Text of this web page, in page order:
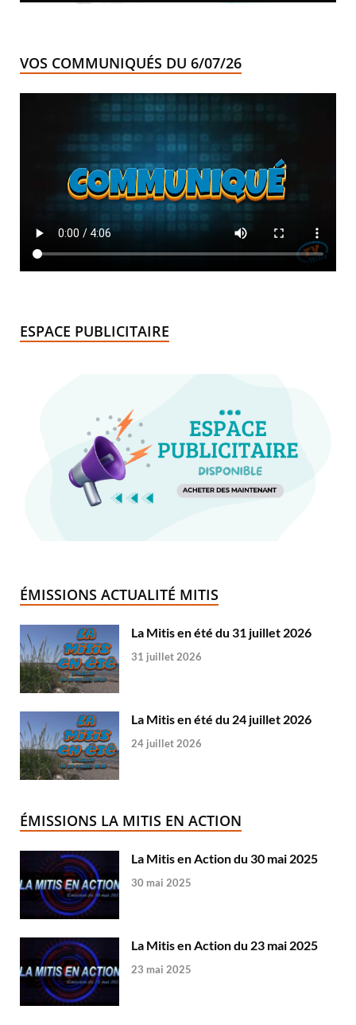
VOS COMMUNIQUÉS DU 6/07/26
ESPACE PUBLICITAIRE
ÉMISSIONS ACTUALITÉ MITIS
La Mitis en été du 31 juillet 2026
31 juillet 2026
La Mitis en été du 24 juillet 2026
24 juillet 2026
ÉMISSIONS LA MITIS EN ACTION
La Mitis en Action du 30 mai 2025
30 mai 2025
La Mitis en Action du 23 mai 2025
23 mai 2025